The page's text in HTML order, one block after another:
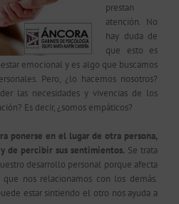
prestan
atención. No
hay duda de
que esto es
emocional y es algo que buscamos
Pero, ¿lo hacemos nosotros?
las necesidades y vivencias de los
Es decir, ¿somos empáticos?
ponerse en el lugar de otra persona,
de percibir sus sentimientos. Se trata
desarrollo personal porque afecta
nos relacionamos con los demás.
estar sintiendo el otro nos ayuda a